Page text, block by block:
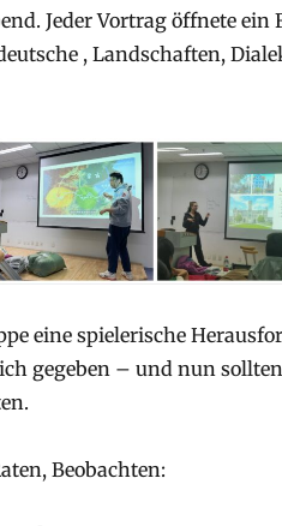
Jeder Vortrag öffnete ein
, Landschaften,
eine spielerische
gegeben – und nun
Beobachten: